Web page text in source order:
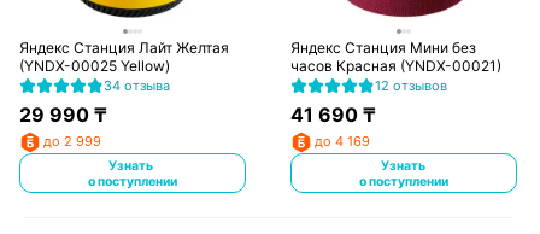
Яндекс Станция Лайт Желтая
(YNDX-00025 Yellow)
34 отзыва
29 990₸
до 2 999
Узнать
о поступлении
Яндекс Станция Мини без
часов Красная (YNDX-00021)
12 отзывов
41 690 ₸
до 4 169
Узнать
о поступлении